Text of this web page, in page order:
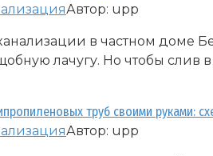
Автор: upp
в частном доме
лачугу. Но чтобы слив
труб своими руками:
Автор: upp